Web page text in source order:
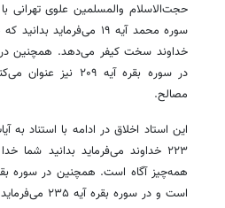
حجت‌الاسلام والمسلمین علوی تهرانی
در سوره بقره
مصالح.
این استاد اخلاق در ادامه با استناد
است و در سوره بقره آیه ۲۳۵ می‌فرماید بدانید خدا به آن‌چه که در ضمیر شماست آگاه است، پس بر